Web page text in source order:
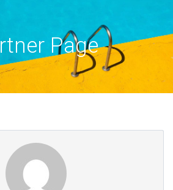
Page